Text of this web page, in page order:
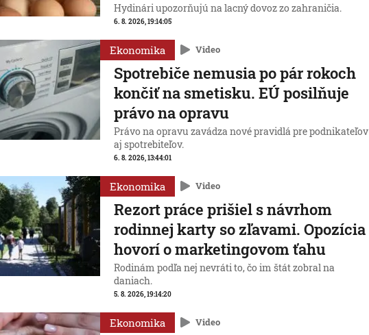
Hydinári upozorňujú na lacný dovoz zo zahraničia.
6. 8. 2026, 19:14:05
Ekonomika Video
Spotrebiče nemusia po pár rokoch
končiť na smetisku. EÚ posilňuje
právo na opravu
Právo na opravu zavádza nové pravidlá pre podnikateľov
aj spotrebiteľov.
6. 8. 2026, 13:44:01
Ekonomika Video
Rezort práce prišiel s návrhom
rodinnej karty so zľavami. Opozícia
hovorí o marketingovom ťahu
Rodinám podľa nej nevráti to, čo im štát zobral na
daniach.
5. 8. 2026, 19:14:20
Ekonomika Video